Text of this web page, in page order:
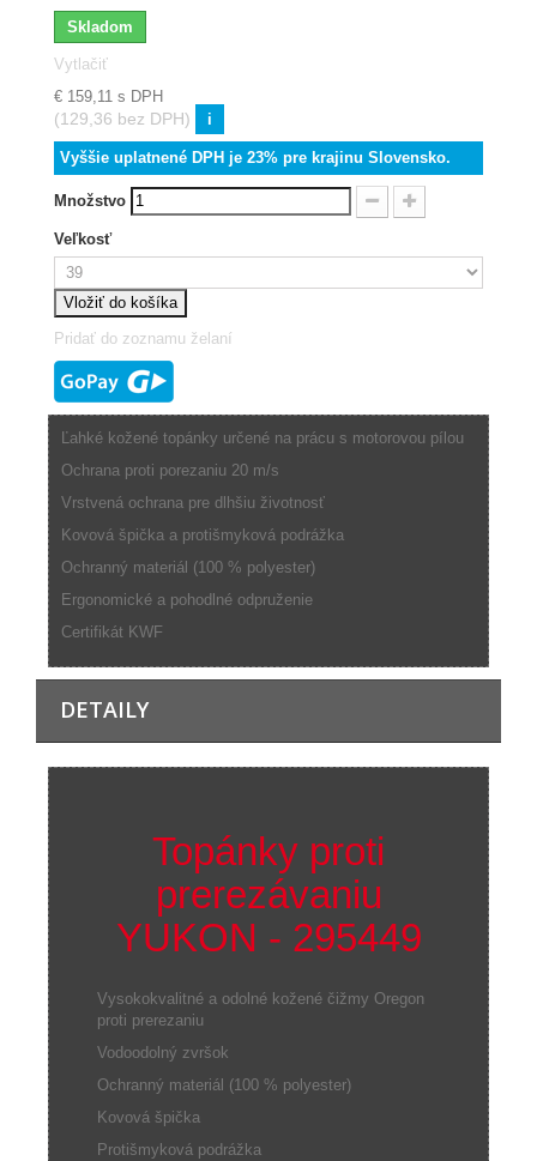
Skladom
Vytlačiť
€ 159,11 s DPH
(129,36 bez DPH) i
Vyššie uplatnené DPH je 23% pre krajinu Slovensko.
Množstvo
Veľkosť
Vložiť do košíka
Pridať do zoznamu želaní
Ľahké kožené topánky určené na prácu s motorovou pílou
Ochrana proti porezaniu 20 m/s
Vrstvená ochrana pre dlhšiu životnosť
Kovová špička a protišmyková podrážka
Ochranný materiál (100 % polyester)
Ergonomické a pohodlné odpruženie
Certifikát KWF
DETAILY
Topánky proti
prerezávaniu
YUKON - 295449
Vysokokvalitné a odolné kožené čižmy Oregon
proti prerezaniu
Vodoodolný zvršok
Ochranný materiál (100 % polyester)
Kovová špička
Protišmyková podrážka